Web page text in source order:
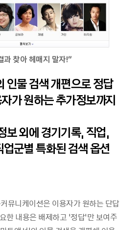
과 찾아 헤매지 말자!”
인물 검색 개편으로 정답
가 원하는 추가정보까지
보 외에 경기기록, 직업,
군별 특화된 검색 옵션
니케이션은 이용자가 원하는 단답
한 내용은 배제하고 ‘정답’만 보여주